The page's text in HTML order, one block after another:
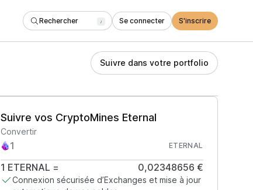
Rechercher / Se connecter S'inscrire
Suivre dans votre portfolio
Suivre vos CryptoMines Eternal
Convertir
ETERNAL
1 ETERNAL = 0,02348656 €
Connexion sécurisée d’Exchanges et mise à jour